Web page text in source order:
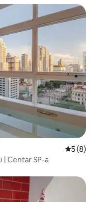
„Odabrali gosti”
5 (8)
| Centar SP-a